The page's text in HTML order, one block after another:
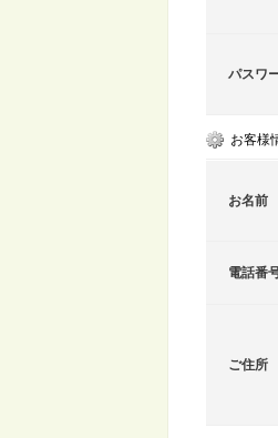
パスワ
お客様
お名前
電話番
ご住所